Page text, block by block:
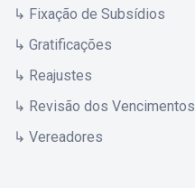
↳ Fixação de Subsídios
↳ Gratificações
↳ Reajustes
↳ Revisão dos Vencimentos
↳ Vereadores